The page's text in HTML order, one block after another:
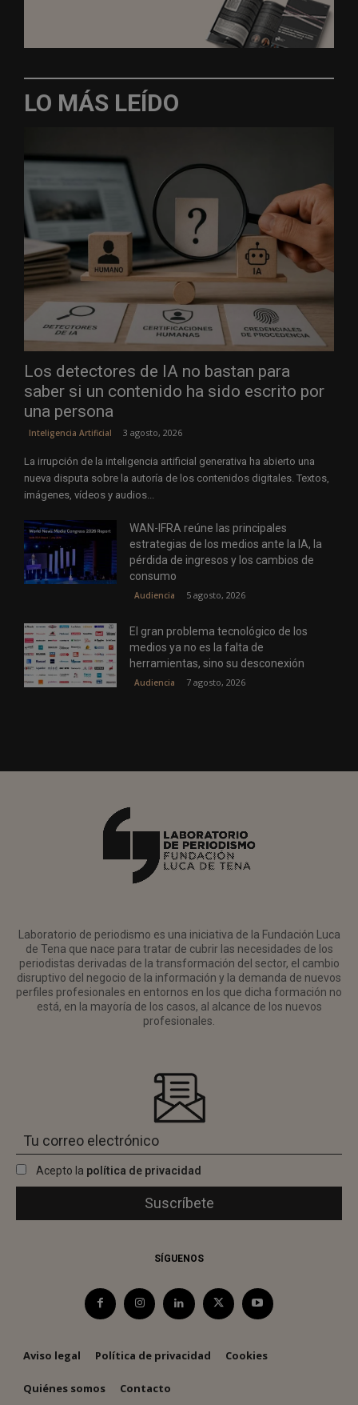
LO MÁS LEÍDO
Los detectores de IA no bastan para
saber si un contenido ha sido escrito por
una persona
Inteligencia Artificial 3 agosto, 2026
La irrupción de la inteligencia artificial generativa ha abierto una
nueva disputa sobre la autoría de los contenidos digitales. Textos,
imágenes, vídeos y audios...
WAN-IFRA reúne las principales
estrategias de los medios ante la IA, la
pérdida de ingresos y los cambios de
consumo
Audiencia 5 agosto, 2026
El gran problema tecnológico de los
medios ya no es la falta de
herramientas, sino su desconexión
Audiencia 7 agosto, 2026
Laboratorio de periodismo es una iniciativa de la Fundación Luca
de Tena que nace para tratar de cubrir las necesidades de los
periodistas derivadas de la transformación del sector, el cambio
disruptivo del negocio de la información y la demanda de nuevos
perfiles profesionales en entornos en los que dicha formación no
está, en la mayoría de los casos, al alcance de los nuevos
profesionales.
Acepto la política de privacidad
SÍGUENOS
Aviso legal Política de privacidad Cookies
Quiénes somos Contacto